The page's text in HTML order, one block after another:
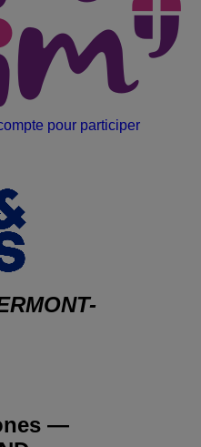
pour participer
—